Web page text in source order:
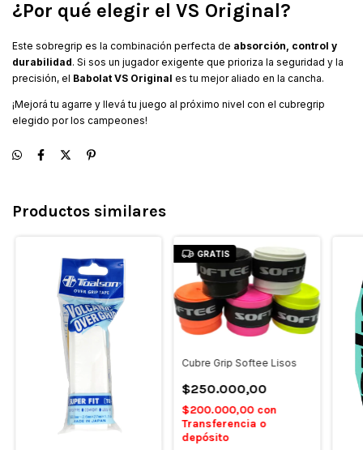
¿Por qué elegir el VS Original?
Este sobregrip es la combinación perfecta de absorción, control y
durabilidad. Si sos un jugador exigente que prioriza la seguridad y la
precisión, el Babolat VS Original es tu mejor aliado en la cancha.
¡Mejorá tu agarre y llevá tu juego al próximo nivel con el cubregrip
elegido por los campeones!
Productos similares
GRATIS
Cubre Grip Softee Lisos
$250.000,00
$200.000,00 con
Transferencia o
depósito